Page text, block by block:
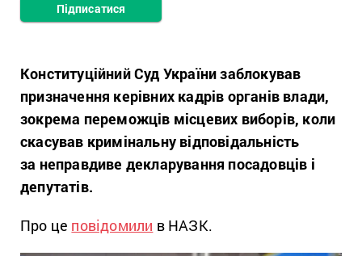
Підписатися
Конституційний Суд України заблокував
призначення керівних кадрів органів влади,
зокрема переможців місцевих виборів, коли
скасував кримінальну відповідальність
за неправдиве декларування посадовців і
депутатів.
Про це повідомили в НАЗК.